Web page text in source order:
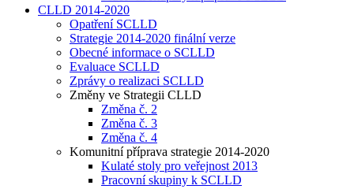
CLLD 2014-2020
Opatření SCLLD
Strategie 2014-2020 finální verze
Obecné informace o SCLLD
Evaluace SCLLD
Zprávy o realizaci SCLLD
Změny ve Strategii CLLD
Změna č. 2
Změna č. 3
Změna č. 4
Komunitní příprava strategie 2014-2020
Kulaté stoly pro veřejnost 2013
Pracovní skupiny k SCLLD